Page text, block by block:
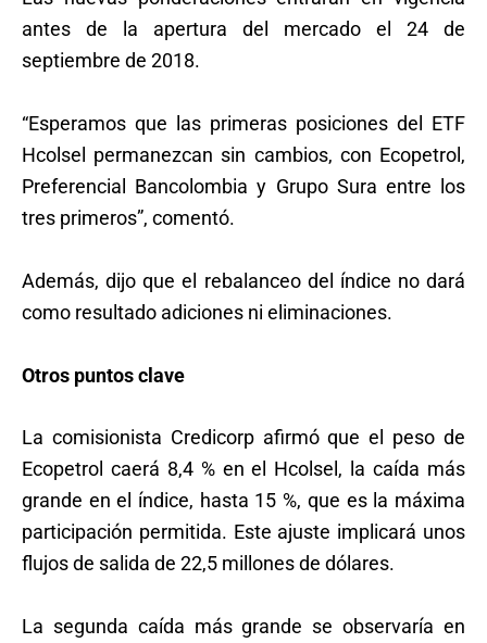
antes de la apertura del mercado el 24 de
septiembre de 2018.
“Esperamos que las primeras posiciones del ETF
Hcolsel permanezcan sin cambios, con Ecopetrol,
Preferencial Bancolombia y Grupo Sura entre los
tres primeros”, comentó.
Además, dijo que el rebalanceo del índice no dará
como resultado adiciones ni eliminaciones.
Otros puntos clave
La comisionista Credicorp afirmó que el peso de
Ecopetrol caerá 8,4 % en el Hcolsel, la caída más
grande en el índice, hasta 15 %, que es la máxima
participación permitida. Este ajuste implicará unos
flujos de salida de 22,5 millones de dólares.
La segunda caída más grande se observaría en